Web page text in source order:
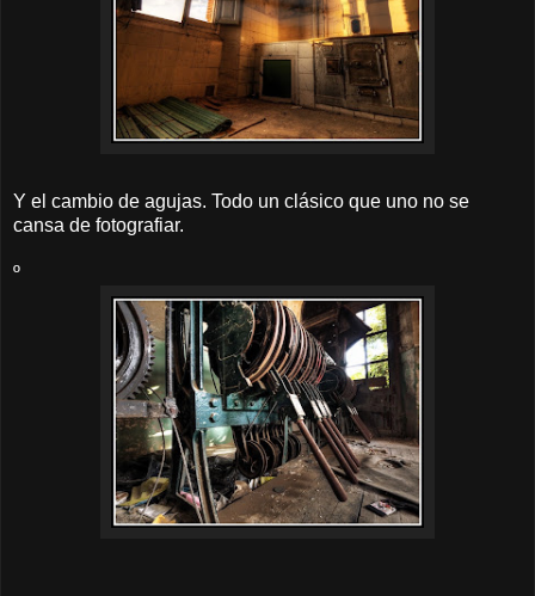
Y el cambio de agujas. Todo un clásico que uno no se
cansa de fotografiar.
º